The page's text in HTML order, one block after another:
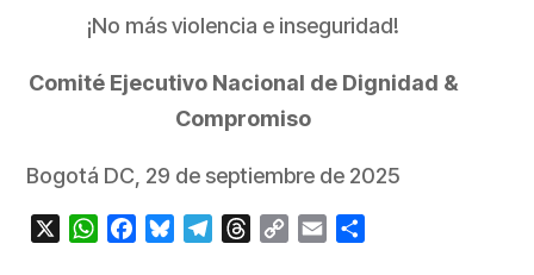
¡No más violencia e inseguridad!
Comité Ejecutivo Nacional de Dignidad &
Compromiso
Bogotá DC, 29 de septiembre de 2025
WhatsApp
FacebookBlueskyTelegramThreads
Copy Email